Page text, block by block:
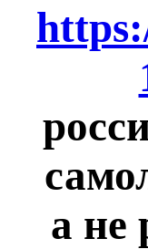
а не